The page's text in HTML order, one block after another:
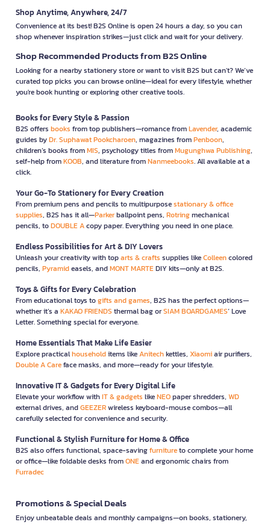
Shop Anytime, Anywhere, 24/7
Convenience at its best! B2S Online is open 24 hours a day, so you can
shop whenever inspiration strikes—just click and wait for your delivery.
Shop Recommended Products from B2S Online
Looking for a nearby stationery store or want to visit B2S but can't? We’ve
curated top picks you can browse online—ideal for every lifestyle, whether
you're book hunting or exploring other creative tools.
Books for Every Style & Passion
B2S offers books from top publishers—romance fromLavender, academic
guides byDr. Suphawat Pookcharoen, magazines fromPenboon,
children’s books fromMIS, psychology titles fromMugunghwa Publishing,
self-help fromKOOB, and literature fromNanmeebooks. All available at a
click.
Your Go-To Stationery for Every Creation
From premium pens and pencils to multipurposestationary & office
supplies, B2S has it all—Parkerballpoint pens, Rotringmechanical
pencils, toDOUBLE Acopy paper. Everything you need in one place.
Endless Possibilities for Art & DIY Lovers
Unleash your creativity with toparts & crafts supplies likeColleencolored
pencils, Pyramideasels, andMONT MARTEDIY kits—only at B2S.
Toys & Gifts for Every Celebration
From educational toys togifts and games, B2S has the perfect options—
whether it’s a KAKAO FRIENDS thermal bag orSIAM BOARDGAMES’ Love
Letter. Something special for everyone.
Home Essentials That Make Life Easier
Explore practicalhouseholditems likeAnitechkettles, Xiaomiair purifiers,
Double A Careface masks, and more—ready for your lifestyle.
Innovative IT & Gadgets for Every Digital Life
Elevate your workflow withIT & gadgets likeNEOpaper shredders, WD
external drives, andGEEZERwireless keyboard-mouse combos—all
carefully selected for convenience and security.
Functional & Stylish Furniture for Home & Office
B2S also offers functional, space-savingfurnitureto complete your home
or office—like foldable desks fromONEand ergonomic chairs from
Furradec
Promotions & Special Deals
Enjoy unbeatable deals and monthly campaigns—on books, stationery,